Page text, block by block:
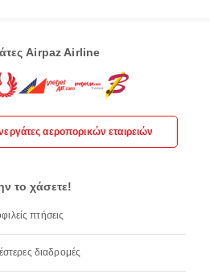
Airpaz Airline
αεροπορικών εταιρειών
το χάσετε!
πτήσεις
διαδρομές